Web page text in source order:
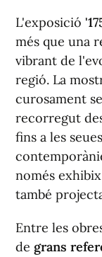
L'exposició
més que una
vibrant de
regió. La
curosament
recorregut
fins a les
només
també
Entre les
de grans